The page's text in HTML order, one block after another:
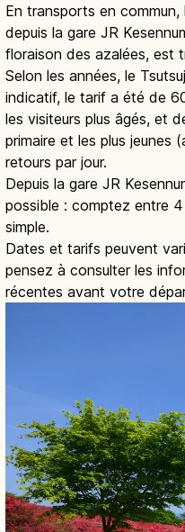
En transports en commun,
depuis la gare JR
floraison des azalées, est
Selon les années, le
indicatif, le tarif a été de
les visiteurs plus âgés, et
primaire et les plus jeunes
retours par jour.
Depuis la gare JR
possible : comptez entre
simple.
Dates et tarifs peuvent
pensez à consulter les
récentes avant votre